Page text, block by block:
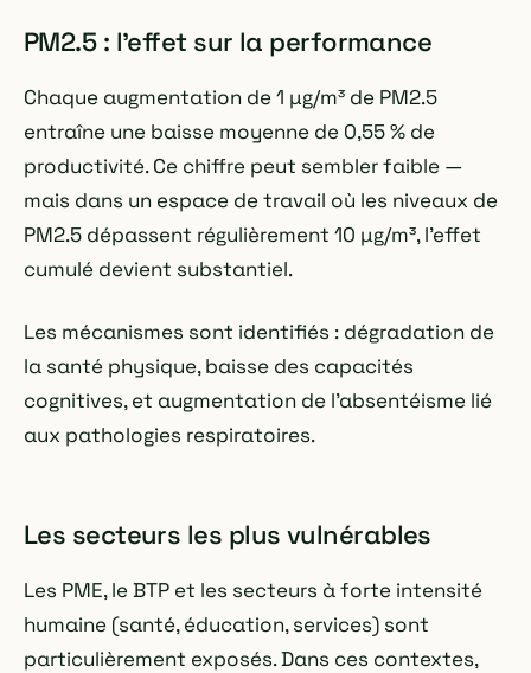
PM2.5 : l'effet sur la performance
Chaque augmentation de 1 µg/m³ de PM2.5
entraîne une baisse moyenne de 0,55 % de
productivité. Ce chiffre peut sembler faible —
mais dans un espace de travail où les niveaux de
PM2.5 dépassent régulièrement 10 µg/m³, l'effet
cumulé devient substantiel.
Les mécanismes sont identifiés : dégradation de
la santé physique, baisse des capacités
cognitives, et augmentation de l'absentéisme lié
aux pathologies respiratoires.
Les secteurs les plus vulnérables
Les PME, le BTP et les secteurs à forte intensité
humaine (santé, éducation, services) sont
particulièrement exposés. Dans ces contextes,